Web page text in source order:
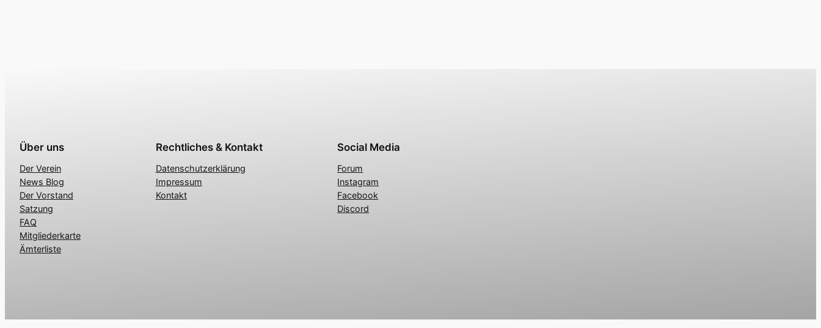
Über uns
Der Verein
News Blog
Der Vorstand
Satzung
FAQ
Mitgliederkarte
Ämterliste
Rechtliches & Kontakt
Datenschutzerklärung
Impressum
Kontakt
Social Media
Forum
Instagram
Facebook
Discord